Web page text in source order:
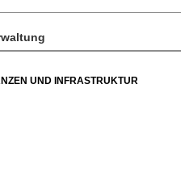
UND INFRASTRUKTUR